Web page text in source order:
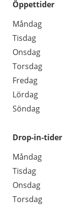
Öppettider
Dag
Öppettider
Kommentarer
Måndag
Tisdag
Onsdag
Torsdag
Fredag
Lördag
Söndag
Drop-in-tider
Måndag
Tisdag
Onsdag
Torsdag